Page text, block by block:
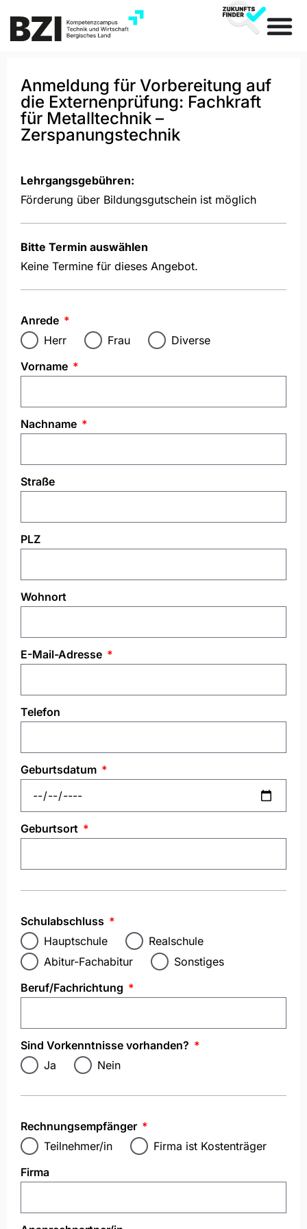
Anmeldung für Vorbereitung auf
die Externenprüfung: Fachkraft
für Metalltechnik –
Zerspanungstechnik
Lehrgangsgebühren:
Förderung über Bildungsgutschein ist möglich
Bitte Termin auswählen
Keine Termine für dieses Angebot.
Anrede
Herr
Frau
Diverse
Vorname
Nachname
Straße
PLZ
Wohnort
E-Mail-Adresse
Telefon
Geburtsdatum
Geburtsort
Schulabschluss
Hauptschule
Realschule
Abitur-Fachabitur
Sonstiges
Beruf/Fachrichtung
Sind Vorkenntnisse vorhanden?
Ja
Nein
Rechnungsempfänger
Teilnehmer/in
Firma ist Kostenträger
Firma